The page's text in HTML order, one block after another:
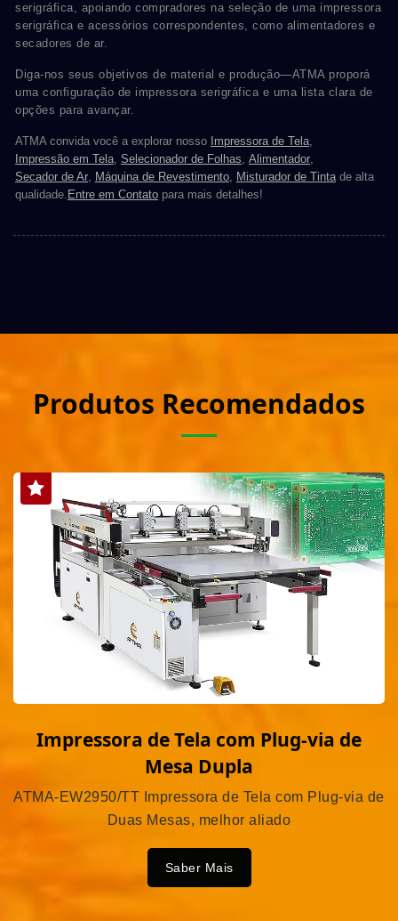
serigráfica, apoiando compradores na seleção de uma impressora
serigráfica e acessórios correspondentes, como alimentadores e
secadores de ar.
Diga-nos seus objetivos de material e produção—ATMA proporá
uma configuração de impressora serigráfica e uma lista clara de
opções para avançar.
ATMA convida você a explorar nosso Impressora de Tela,
Impressão em Tela, Selecionador de Folhas, Alimentador,
Secador de Ar, Máquina de Revestimento, Misturador de Tintade alta
qualidade. Entre em Contato para mais detalhes!
Produtos Recomendados
Impressora de Tela com Plug-via de
Mesa Dupla
ATMA-EW2950/TT Impressora de Tela com Plug-via de
Duas Mesas, melhor aliado
Saber Mais